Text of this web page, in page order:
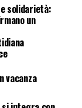
solidarietà:
un
vacanza